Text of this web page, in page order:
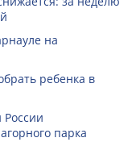
на
ребенка в
парка